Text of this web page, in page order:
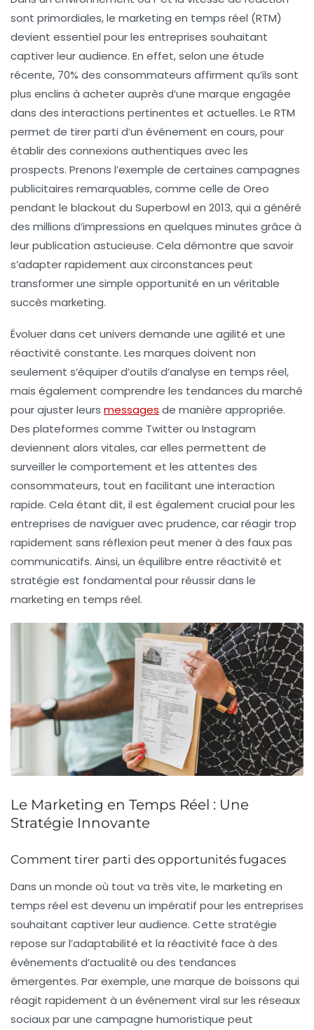
sont primordiales, le marketing en temps réel (RTM)
devient essentiel pour les entreprises souhaitant
captiver leur audience. En effet, selon une étude
récente, 70% des consommateurs affirment qu’ils sont
plus enclins à acheter auprès d’une marque engagée
dans des interactions pertinentes et actuelles. Le RTM
permet de tirer parti d’un événement en cours, pour
établir des connexions authentiques avec les
prospects. Prenons l’exemple de certaines campagnes
publicitaires remarquables, comme celle de Oreo
pendant le blackout du Superbowl en 2013, qui a généré
des millions d’impressions en quelques minutes grâce à
leur publication astucieuse. Cela démontre que savoir
s’adapter rapidement aux circonstances peut
transformer une simple opportunité en un véritable
succès marketing.
Évoluer dans cet univers demande une agilité et une
réactivité constante. Les marques doivent non
seulement s’équiper d’outils d’analyse en temps réel,
mais également comprendre les tendances du marché
pour ajuster leurs messages de manière appropriée.
Des plateformes comme Twitter ou Instagram
deviennent alors vitales, car elles permettent de
surveiller le comportement et les attentes des
consommateurs, tout en facilitant une interaction
rapide. Cela étant dit, il est également crucial pour les
entreprises de naviguer avec prudence, car réagir trop
rapidement sans réflexion peut mener à des faux pas
communicatifs. Ainsi, un équilibre entre réactivité et
stratégie est fondamental pour réussir dans le
marketing en temps réel.
Le Marketing en Temps Réel : Une
Stratégie Innovante
Comment tirer parti des opportunités fugaces
Dans un monde où tout va très vite, le marketing en
temps réel est devenu un impératif pour les entreprises
souhaitant captiver leur audience. Cette stratégie
repose sur l’adaptabilité et la réactivité face à des
événements d’actualité ou des tendances
émergentes. Par exemple, une marque de boissons qui
réagit rapidement à un événement viral sur les réseaux
sociaux par une campagne humoristique peut